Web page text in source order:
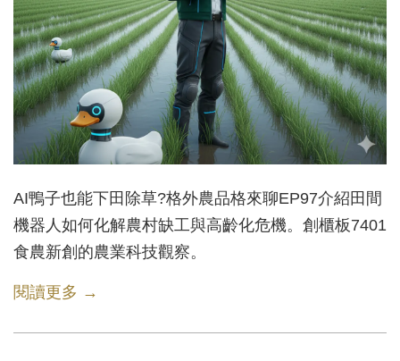
AI鴨子也能下田除草?格外農品格來聊EP97介紹田間
機器人如何化解農村缺工與高齡化危機。創櫃板7401
食農新創的農業科技觀察。
閱讀更多 →